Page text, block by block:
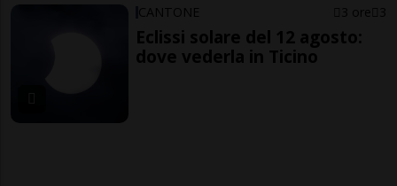
CANTONE 3 ore 3
Eclissi solare del 12 agosto:
dove vederla in Ticino